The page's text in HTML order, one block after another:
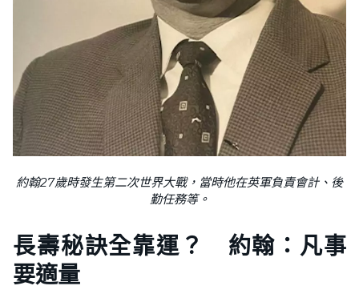
約翰27歲時發生第二次世界大戰，當時他在英軍負責會計、後
勤任務等。
長壽秘訣全靠運？ 約翰：凡事
要適量